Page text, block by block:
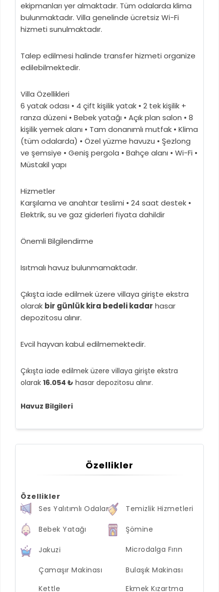
ekipmanları yer almaktadır. Tüm odalarda klima
bulunmaktadır. Villa genelinde ücretsiz Wi-Fi
hizmeti sunulmaktadır.
Talep edilmesi halinde transfer hizmeti organize
edilebilmektedir.
Villa Özellikleri
6 yatak odası • 4 çift kişilik yatak • 2 tek kişilik +
ranza düzeni • Bebek yatağı • Açık plan salon • 8
kişilik yemek alanı • Tam donanımlı mutfak • Klima
(tüm odalarda) • Özel yüzme havuzu • Şezlong
ve şemsiye • Geniş pergola • Bahçe alanı • Wi-Fi •
Müstakil yapı
Hizmetler
Karşılama ve anahtar teslimi • 24 saat destek •
Elektrik, su ve gaz giderleri fiyata dahildir
Önemli Bilgilendirme
Isıtmalı havuz bulunmamaktadır.
Çıkışta iade edilmek üzere villaya girişte ekstra
olarak bir günlük kira bedeli kadar hasar
depozitosu alınır.
Evcil hayvan kabul edilmemektedir.
Çıkışta iade edilmek üzere villaya girişte ekstra
olarak 16.054 ₺ hasar depozitosu alınır.
Havuz Bilgileri
Özellikler
Özellikler
Ses Yalıtımlı Odalar
Temizlik Hizmetleri
Bebek Yatağı Şömine
Jakuzi Microdalga Fırın
Çamaşır Makinası
Bulaşık Makinası
Kettle
Ekmek Kızartma